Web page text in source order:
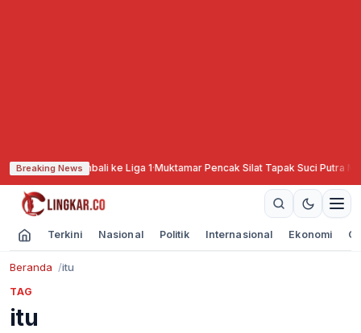
Breaking News
PSIS Kembali ke Liga 1·Muktamar Pencak Silat Tapak Suci Putra
Terkini Nasional Politik Internasional Ekonomi
Beranda itu
TAG
itu